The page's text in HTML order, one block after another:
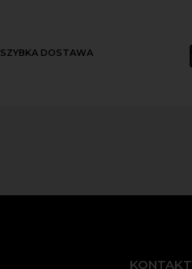
SZYBKA DOSTAWA
KONTAKT